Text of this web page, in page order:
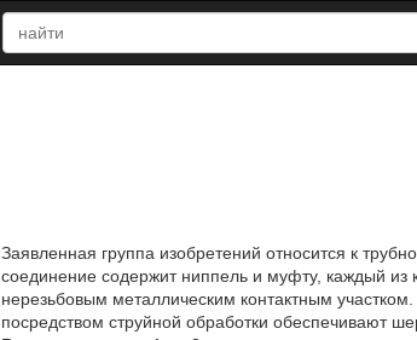
Заявленная группа изобретений относится к
соединение содержит ниппель и муфту, каждый из
нерезьбовым металлическим контактным
посредством струйной обработки обеспечивают